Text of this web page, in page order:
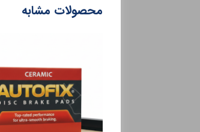
محصولات مشابه